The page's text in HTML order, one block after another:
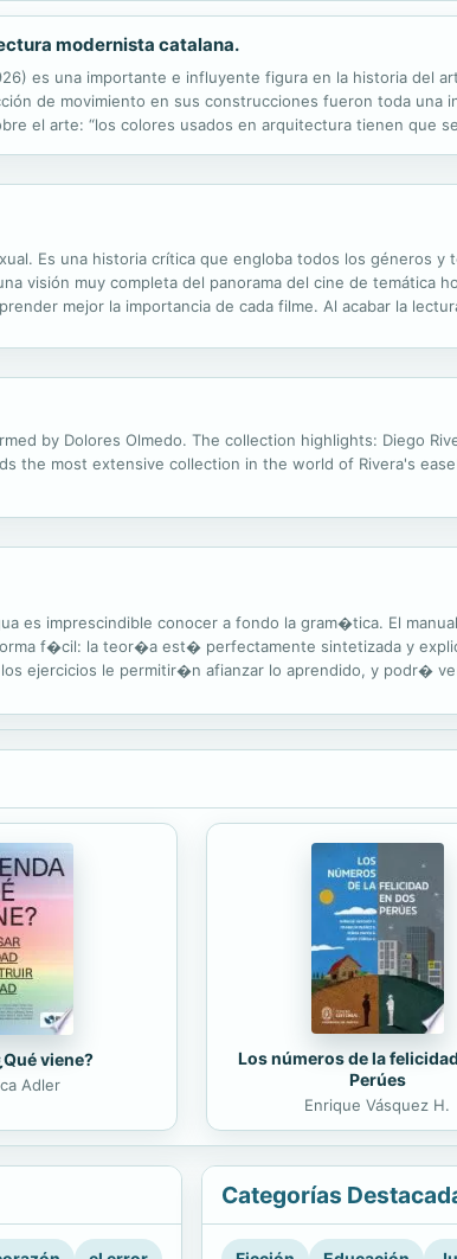
modernista catalana.
es una importante e influyente figura en la historia del
de movimiento en sus construcciones fueron toda una
el arte: “los colores usados en arquitectura tienen que
Es una historia crítica que engloba todos los géneros y
visión muy completa del panorama del cine de temática
mejor la importancia de cada filme. Al acabar la
by Dolores Olmedo. The collection highlights: Diego
the most extensive collection in the world of Rivera's
es imprescindible conocer a fondo la gram�tica. El
f�cil: la teor�a est� perfectamente sintetizada y
ejercicios le permitir�n afianzar lo aprendido, y podr�
viene?
Adler
Los números de la
Perúes
Enrique Vásquez H.
Categorías